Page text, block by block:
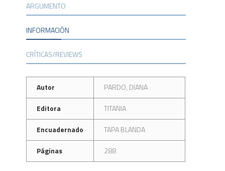
ARGUMENTO
INFORMACIÓN
CRÍTICAS/REVIEWS
Autor
PARDO, DIANA
Editora
TITANIA
Encuadernado
TAPA BLANDA
Páginas
288